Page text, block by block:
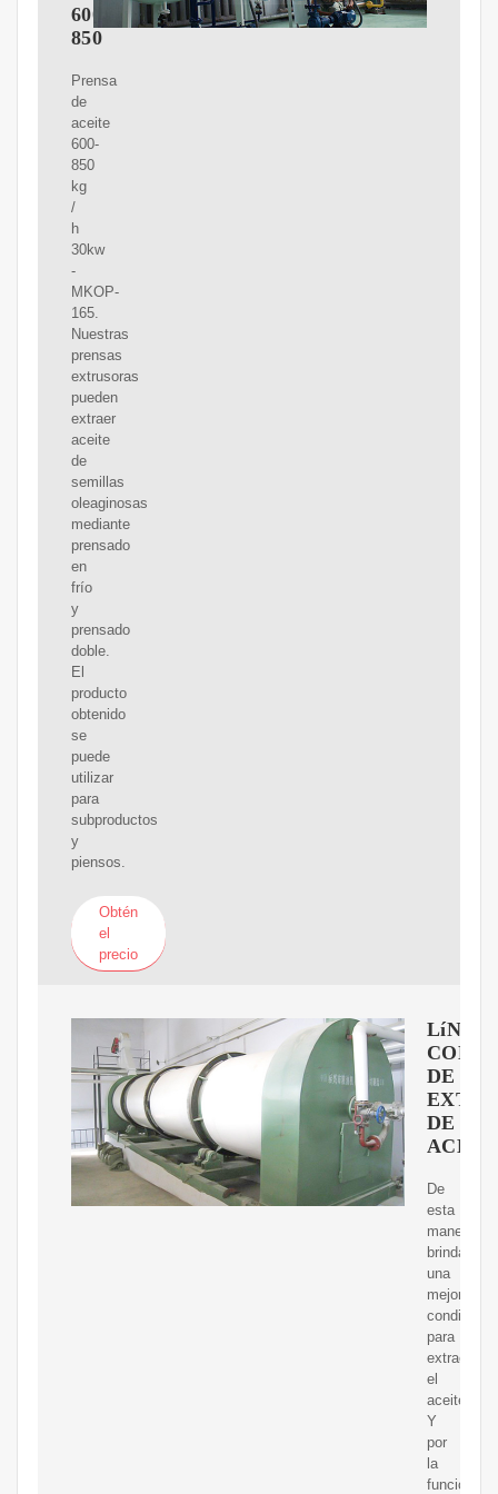
600-
850
Prensa
de
aceite
600-
850
kg
/
h
30kw
-
MKOP-
165.
Nuestras
prensas
extrusoras
pueden
extraer
aceite
de
semillas
oleaginosas
mediante
prensado
en
frío
y
prensado
doble.
El
producto
obtenido
se
puede
utilizar
para
subproductos
y
piensos.
Obtén
el
precio
LíNEA
DE
DE
De
esta
manera,
brinda
una
mejor
condición
para
extraer
el
aceite.
Y
por
la
función